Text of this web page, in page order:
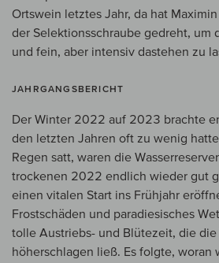
Ortswein letztes Jahr, da hat
der Selektionsschraube gedreht, um
und fein, aber intensiv dastehen zu
JAHRGANGSBERICHT
Der Winter 2022 auf 2023 brachte
den letzten Jahren oft zu wenig
Regen satt, waren die
trockenen 2022 endlich wieder gut
einen vitalen Start ins Frühjahr
Frostschäden und paradiesisches
tolle Austriebs- und Blütezeit, die
höherschlagen ließ. Es folgte, woran